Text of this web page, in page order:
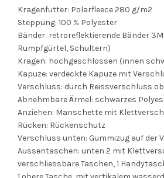
Kragenfutter: Polarfleece 280 g/m2
Steppung: 100 % Polyester
Bänder: retroreflektierende Bänder
Rumpfgürtel, Schultern)
Kragen: hochgeschlossen (innen
Kapuze: verdeckte Kapuze mit
Verschluss: durch Reissverschluss
Abnehmbare Ärmel: schwarzes
Anziehen: Manschette mit
Rücken: Rückenschutz
Verschluss unten: Gummizug auf der
Aussentaschen: unten 2 mit
verschliessbare Taschen, 1